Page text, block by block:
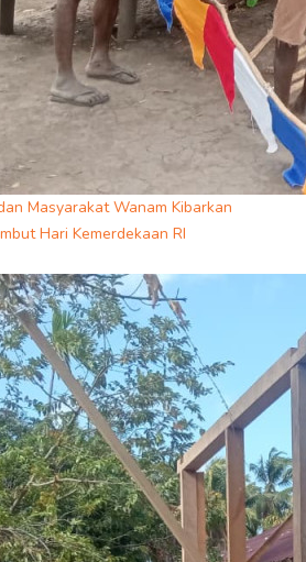
Masyarakat Wanam Kibarkan
Hari Kemerdekaan RI